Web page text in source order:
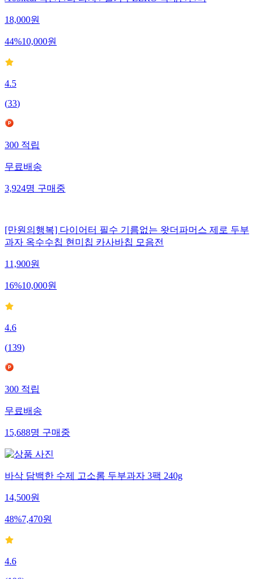
18,000원
44%10,000원
4.5
(33)
300적립
무료배송
3,924명구매중
[만원의행복] 다이어터 필수 기름없는 왓더파머스 제로 두부
과자 옥수수칩 현미칩 카사바칩 모음전
11,900원
16%10,000원
4.6
(139)
300적립
무료배송
15,688명구매중
바삭 담백한 수제 고소롬 두부과자 3팩 240g
14,500원
48%7,470원
4.6